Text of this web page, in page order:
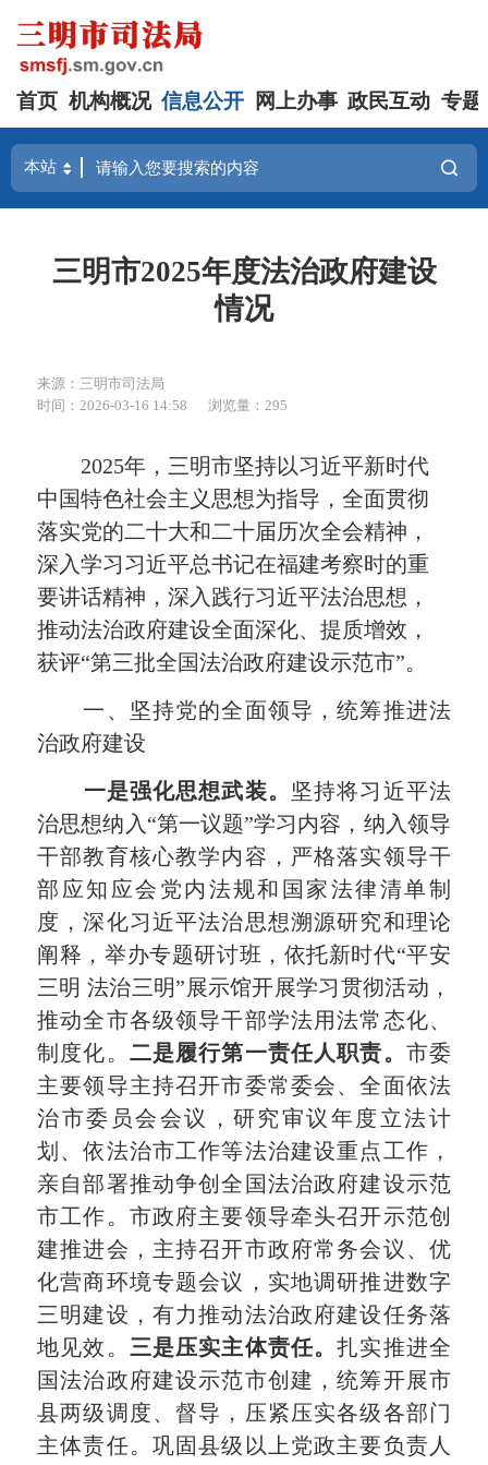
首页 机构概况 信息公开 网上办事 政民互动 专题
三明市2025年度法治政府建设
情况
来源：三明市司法局
时间：2026-03-16 14:58
浏览量：295
2025年，三明市坚持以习近平新时代
中国特色社会主义思想为指导，全面贯彻
落实党的二十大和二十届历次全会精神，
深入学习习近平总书记在福建考察时的重
要讲话精神，深入践行习近平法治思想，
推动法治政府建设全面深化、提质增效，
获评“第三批全国法治政府建设示范市”。
一、坚持党的全面领导，统筹推进法
治政府建设
一是强化思想武装。 坚持将习近平法
治思想纳入“第一议题”学习内容，纳入领导
干部教育核心教学内容 ，严格落实领导干
部应知应会党内法规和国家法律清单制
度，深化习近平法治思想溯源研究和理论
阐释，举办专题研讨班，依托新时代“平安
三明 法治三明”展示馆开展学习贯彻活动，
推动全市各级领导干部学法用法常态化、
制度化。 二是履行第一责任人职责。 市委
主要领导主持召开市委常委会、全面依法
治市委员会会议，研究审议年度立法计
划、依法治市工作等法治建设重点工作，
亲自部署推动争创全国法治政府建设示范
市工作。市政府主要领导牵头召开示范创
建推进会，主持召开市政府常务会议、优
化营商环境专题会议，实地调研推进数字
三明建设，有力推动法治政府建设任务落
地见效。 三是压实主体责任。扎实推进全
国法治政府建设示范市创建，统筹开展市
县两级调度、督导，压紧压实各级各部门
主体责任。巩固县级以上党政主要负责人